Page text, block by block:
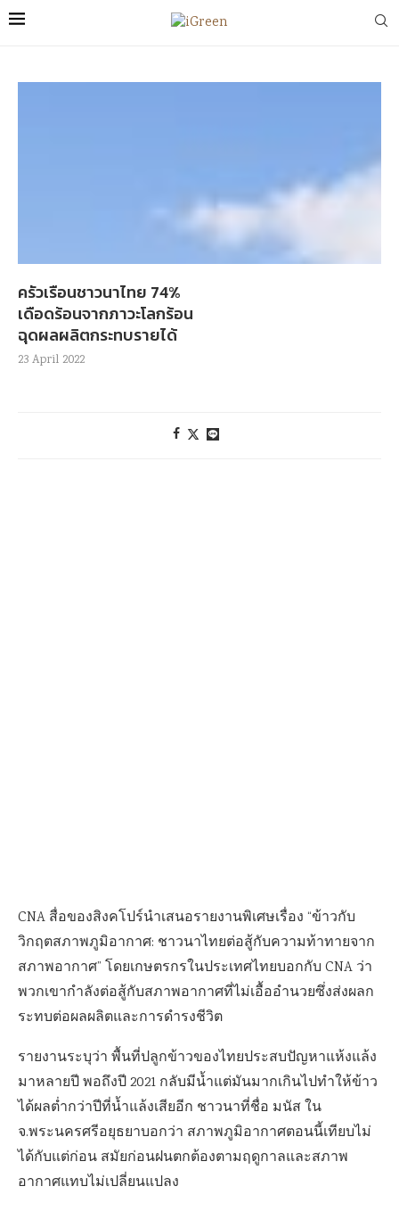
ครัวเรือนชาวนาไทย 74%
เดือดร้อนจากภาวะโลกร้อน
ฉุดผลผลิตกระทบรายได้
23 April 2022
CNA สื่อของสิงคโปร์นำเสนอรายงานพิเศษเรื่อง “ข้าวกับ
วิกฤตสภาพภูมิอากาศ: ชาวนาไทยต่อสู้กับความท้าทายจาก
สภาพอากาศ” โดยเกษตรกรในประเทศไทยบอกกับ CNA ว่า
พวกเขากำลังต่อสู้กับสภาพอากาศที่ไม่เอื้ออำนวยซึ่งส่งผลก
ระทบต่อผลผลิตและการดำรงชีวิต
รายงานระบุว่า พื้นที่ปลูกข้าวของไทยประสบปัญหาแห้งแล้ง
มาหลายปี พอถึงปี 2021 กลับมีน้ำแต่มันมากเกินไปทำให้ข้าว
ได้ผลต่ำกว่าปีที่น้ำแล้งเสียอีก ชาวนาที่ชื่อ มนัส ใน
จ.พระนครศรีอยุธยาบอกว่า สภาพภูมิอากาศตอนนี้เทียบไม่
ได้กับแต่ก่อน สมัยก่อนฝนตกต้องตามฤดูกาลและสภาพ
อากาศแทบไม่เปลี่ยนแปลง